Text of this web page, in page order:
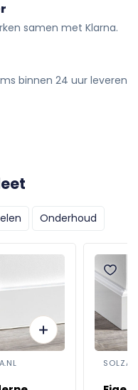
samen met Klarna.
binnen 24 uur leveren
Onderhoud